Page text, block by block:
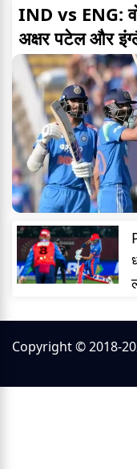
IND vs ENG:
अक्षर पटेल और
Copyright © 2018-